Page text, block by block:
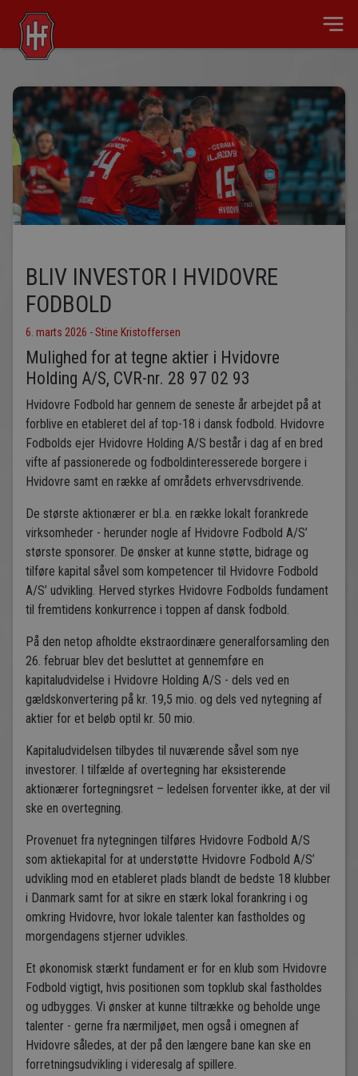
BLIV INVESTOR I HVIDOVRE
FODBOLD
6. marts 2026 - Stine Kristoffersen
Mulighed for at tegne aktier i Hvidovre
Holding A/S, CVR-nr. 28 97 02 93
Hvidovre Fodbold har gennem de seneste år arbejdet på at
forblive en etableret del af top-18 i dansk fodbold. Hvidovre
Fodbolds ejer Hvidovre Holding A/S består i dag af en bred
vifte af passionerede og fodboldinteresserede borgere i
Hvidovre samt en række af områdets erhvervsdrivende.
De største aktionærer er bl.a. en række lokalt forankrede
virksomheder - herunder nogle af Hvidovre Fodbold A/S’
største sponsorer. De ønsker at kunne støtte, bidrage og
tilføre kapital såvel som kompetencer til Hvidovre Fodbold
A/S’ udvikling. Herved styrkes Hvidovre Fodbolds fundament
til fremtidens konkurrence i toppen af dansk fodbold.
På den netop afholdte ekstraordinære generalforsamling den
26. februar blev det besluttet at gennemføre en
kapitaludvidelse i Hvidovre Holding A/S - dels ved en
gældskonvertering på kr. 19,5 mio. og dels ved nytegning af
aktier for et beløb optil kr. 50 mio.
Kapitaludvidelsen tilbydes til nuværende såvel som nye
investorer. I tilfælde af overtegning har eksisterende
aktionærer fortegningsret – ledelsen forventer ikke, at der vil
ske en overtegning.
Provenuet fra nytegningen tilføres Hvidovre Fodbold A/S
som aktiekapital for at understøtte Hvidovre Fodbold A/S’
udvikling mod en etableret plads blandt de bedste 18 klubber
i Danmark samt for at sikre en stærk lokal forankring i og
omkring Hvidovre, hvor lokale talenter kan fastholdes og
morgendagens stjerner udvikles.
Et økonomisk stærkt fundament er for en klub som Hvidovre
Fodbold vigtigt, hvis positionen som topklub skal fastholdes
og udbygges. Vi ønsker at kunne tiltrække og beholde unge
talenter - gerne fra nærmiljøet, men også i omegnen af
Hvidovre således, at der på den længere bane kan ske en
forretningsudvikling i videresalg af spillere.